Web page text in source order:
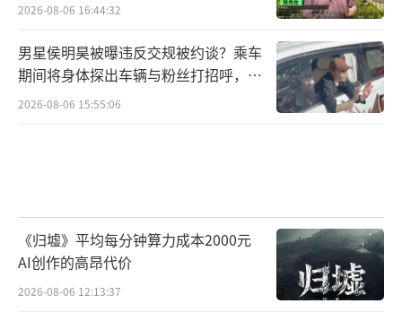
2026-08-06 16:44:32
男星侯明昊被曝违反交规被约谈？乘车
期间将身体探出车辆与粉丝打招呼，当
地交警回应
2026-08-06 15:55:06
《归墟》平均每分钟算力成本2000元
AI创作的高昂代价
2026-08-06 12:13:37